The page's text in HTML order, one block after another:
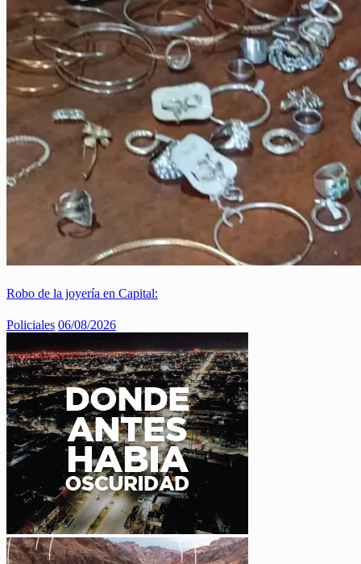
Robo de la joyería en Capital:
Policiales 06/08/2026